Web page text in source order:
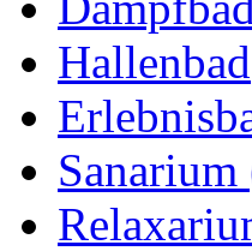
Hallenbad